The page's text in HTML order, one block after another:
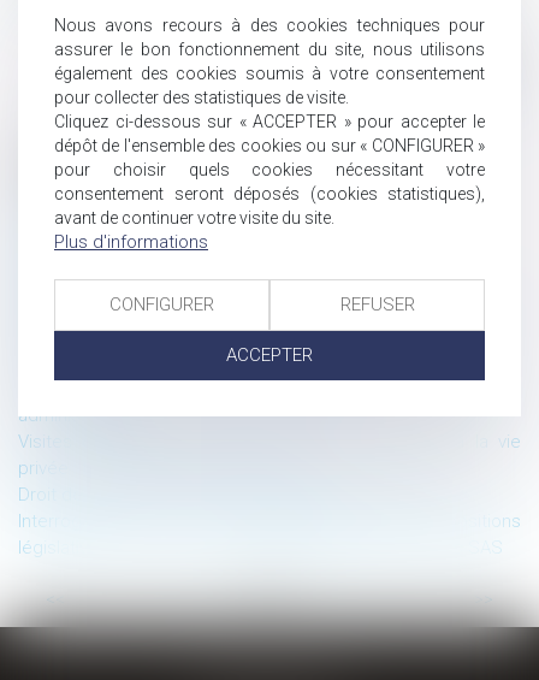
Historique
La protection sociale de l’avocat en 2024
Congrès Alta-Juris International 2024 à Saint-Malo
Droit à la preuve : 1 – Loyauté de la preuve : 0
Alta-Juris vous souhaite une bonne année 2024
Droit à congé payé : inconventionnalité du droit français et
appel à légiférer
Congrès Alta-Juris International 2023 à Vienne
administratif
Visites domiciliaires de l’AMF et respect au droit à la vie
privée : tâtonnements et revirement
Droit de l’Union européenne : pleins feux sur la RSE !
Interrogation sur la constitutionnalité des dispositions
législatives encadrant les clauses d’exclusion dans les SAS
<< < ... 3 4 5 6 7 8 9 ... > >>
Nous avons recours à des cookies techniques pour
assurer le bon fonctionnement du site, nous utilisons
également des cookies soumis à votre consentement
pour collecter des statistiques de visite.
Cliquez ci-dessous sur « ACCEPTER » pour accepter le
dépôt de l'ensemble des cookies ou sur « CONFIGURER »
pour choisir quels cookies nécessitant votre
consentement seront déposés (cookies statistiques),
avant de continuer votre visite du site.
Plus d'informations
CONFIGURER REFUSER
ACCEPTER